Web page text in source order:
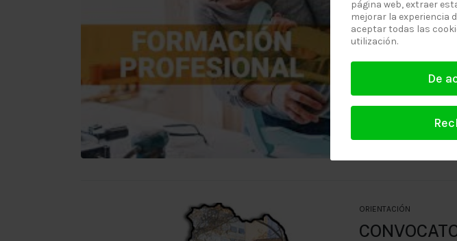
Periodo de
el 27 de juniode
La tramitación
plataforma
ORIENTACIÓN
página web, extraer
mejorar la experiencia
aceptar todas las
utilización.
De